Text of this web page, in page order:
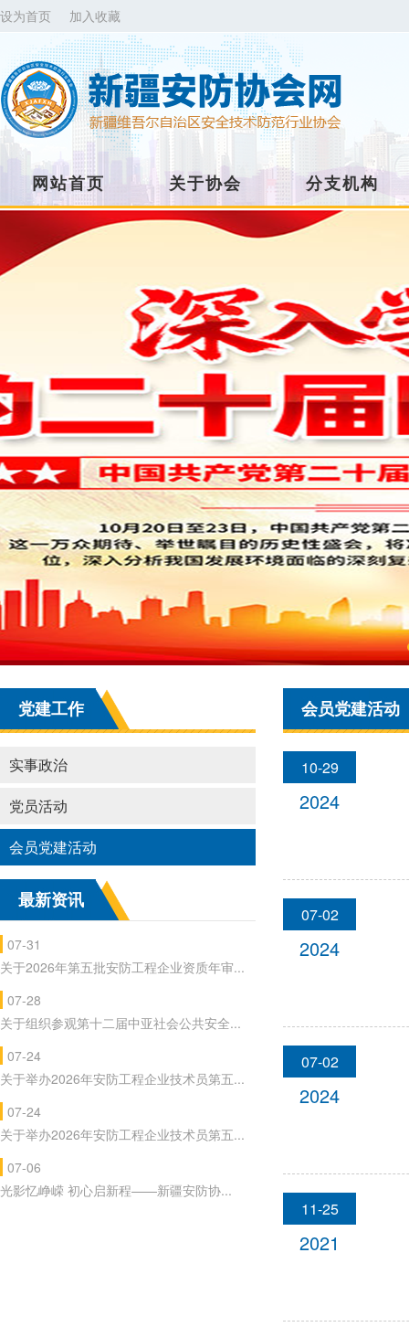
设为首页 加入收藏
网站首页 关于协会 分支机构
党建工作
实事政治
党员活动
会员党建活动
最新资讯
07-31
关于2026年第五批安防工程企业资质年审...
07-28
关于组织参观第十二届中亚社会公共安全...
07-24
关于举办2026年安防工程企业技术员第五...
07-24
关于举办2026年安防工程企业技术员第五...
07-06
光影忆峥嵘 初心启新程——新疆安防协...
会员党建活动
10-29
2024
07-02
2024
07-02
2024
11-25
2021